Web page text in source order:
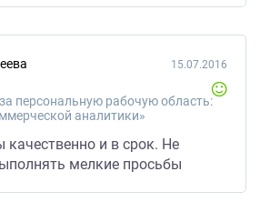
персональную рабочую область:
аналитики»
15.07.2016
и в срок. Не
мелкие просьбы